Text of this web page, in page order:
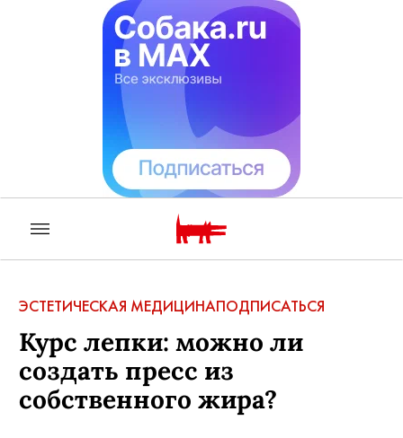
ЭСТЕТИЧЕСКАЯ МЕДИЦИНАПОДПИСАТЬСЯ
Курс лепки: можно ли
создать пресс из
собственного жира?